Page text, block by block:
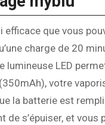
que vous
charge de 20
lumineuse LED
votre
la batterie est
de s’épuiser, et